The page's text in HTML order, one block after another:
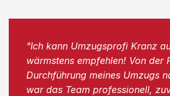
"Ich kann Umzugsprofi Kranz
wärmstens empfehlen! Von der
Durchführung meines Umzugs
war das Team professionell,